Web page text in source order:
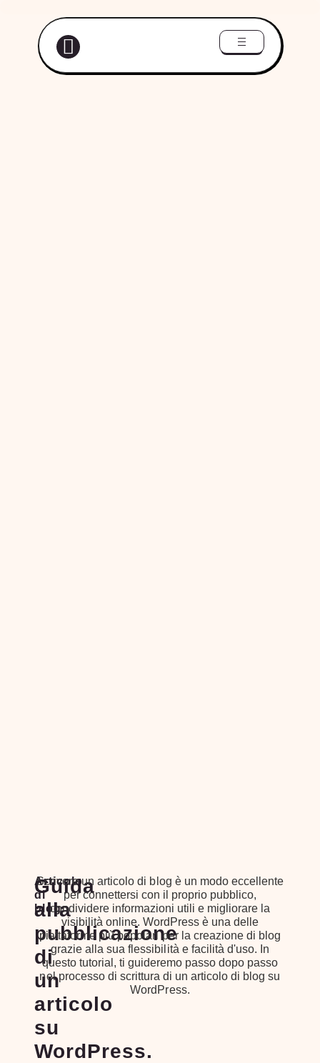
Articolo
di
blog
Guida
alla
pubblicazione
di
un
articolo
su
WordPress.
Scrivere un articolo di blog è un modo eccellente
per connettersi con il proprio pubblico,
condividere informazioni utili e migliorare la
visibilità online. WordPress è una delle
piattaforme più popolari per la creazione di blog
grazie alla sua flessibilità e facilità d'uso. In
questo tutorial, ti guideremo passo dopo passo
nel processo di scrittura di un articolo di blog su
WordPress.